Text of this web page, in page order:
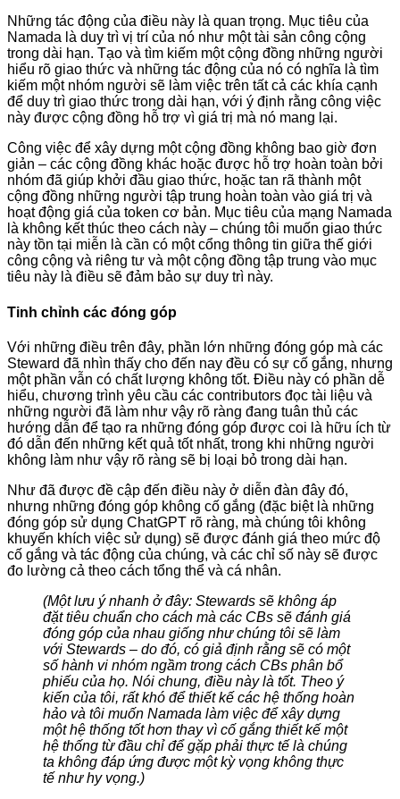
Những tác động của điều này là quan trọng. Mục tiêu của
Namada là duy trì vị trí của nó như một tài sản công cộng
trong dài hạn. Tạo và tìm kiếm một cộng đồng những người
hiểu rõ giao thức và những tác động của nó có nghĩa là tìm
kiếm một nhóm người sẽ làm việc trên tất cả các khía cạnh
để duy trì giao thức trong dài hạn, với ý định rằng công việc
này được cộng đồng hỗ trợ vì giá trị mà nó mang lại.
Công việc để xây dựng một cộng đồng không bao giờ đơn
giản – các cộng đồng khác hoặc được hỗ trợ hoàn toàn bởi
nhóm đã giúp khởi đầu giao thức, hoặc tan rã thành một
cộng đồng những người tập trung hoàn toàn vào giá trị và
hoạt động giá của token cơ bản. Mục tiêu của mạng Namada
là không kết thúc theo cách này – chúng tôi muốn giao thức
này tồn tại miễn là cần có một cổng thông tin giữa thế giới
công cộng và riêng tư và một cộng đồng tập trung vào mục
tiêu này là điều sẽ đảm bảo sự duy trì này.
Tinh chỉnh các đóng góp
Với những điều trên đây, phần lớn những đóng góp mà các
Steward đã nhìn thấy cho đến nay đều có sự cố gắng, nhưng
một phần vẫn có chất lượng không tốt. Điều này có phần dễ
hiểu, chương trình yêu cầu các contributors đọc tài liệu và
những người đã làm như vậy rõ ràng đang tuân thủ các
hướng dẫn để tạo ra những đóng góp được coi là hữu ích từ
đó dẫn đến những kết quả tốt nhất, trong khi những người
không làm như vậy rõ ràng sẽ bị loại bỏ trong dài hạn.
Như đã được đề cập đến điều này ở diễn đàn đây đó,
nhưng những đóng góp không cố gắng (đặc biệt là những
đóng góp sử dụng ChatGPT rõ ràng, mà chúng tôi không
khuyến khích việc sử dụng) sẽ được đánh giá theo mức độ
cố gắng và tác động của chúng, và các chỉ số này sẽ được
đo lường cả theo cách tổng thể và cá nhân.
(Một lưu ý nhanh ở đây: Stewards sẽ không áp
đặt tiêu chuẩn cho cách mà các CBs sẽ đánh giá
đóng góp của nhau giống như chúng tôi sẽ làm
với Stewards – do đó, có giả định rằng sẽ có một
số hành vi nhóm ngầm trong cách CBs phân bổ
phiếu của họ. Nói chung, điều này là tốt. Theo ý
kiến của tôi, rất khó để thiết kế các hệ thống hoàn
hảo và tôi muốn Namada làm việc để xây dựng
một hệ thống tốt hơn thay vì cố gắng thiết kế một
hệ thống từ đầu chỉ để gặp phải thực tế là chúng
ta không đáp ứng được một kỳ vọng không thực
tế như hy vọng.)